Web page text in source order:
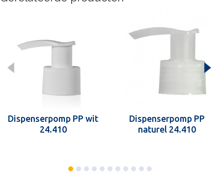
Dispenserpomp PP wit
24.410
Dispenserpomp PP
naturel 24.410